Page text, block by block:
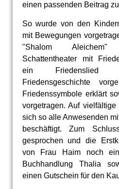
einen passenden Beitrag
So wurde von den
mit Bewegungen
"Shalom
Schattentheater mit
ein Friedenslied
Friedensgeschichte
Friedenssymbole erklärt
vorgetragen. Auf
sich so alle Anwesenden
beschäftigt. Zum
gesprochen und die
von Frau Haim noch
Buchhandlung Thalia
einen Gutschein für den